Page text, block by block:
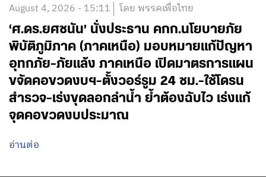
August 4, 2026 - 15:11 โดย พรรคเพื่อไทย
‘ศ.ดร.ยศชนัน’ นั่งประธาน คกก.นโยบายภัย
พิบัติภูมิภาค (ภาคเหนือ) มอบหมายแก้ปัญหา
อุทกภัย-ภัยแล้ง ภาคเหนือ เปิดมาตรการแผน
ขจัดคอขวดงบฯ-ตั้งวอร์รูม 24 ชม.-ใช้โดรน
สำรวจ-เร่งขุดลอกลำน้ำ ย้ำต้องฉับไว เร่งแก้
จุดคอขวดงบประมาณ
อ่านต่อ